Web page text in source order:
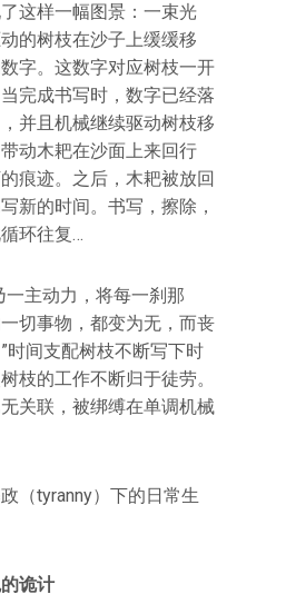
这样一幅图景：一束光
的树枝在沙子上缓缓移
字。这数字对应树枝一开
完成书写时，数字已经落
并且机械继续驱动树枝移
动木耙在沙面上来回行
痕迹。之后，木耙被放回
新的时间。书写，擦除，
环往复…
一主动力，将每一刹那
切事物，都变为无，而丧
时间支配树枝不断写下时
枝的工作不断归于徒劳。
关联，被绑缚在单调机械
（tyranny）下的日常生
诡计